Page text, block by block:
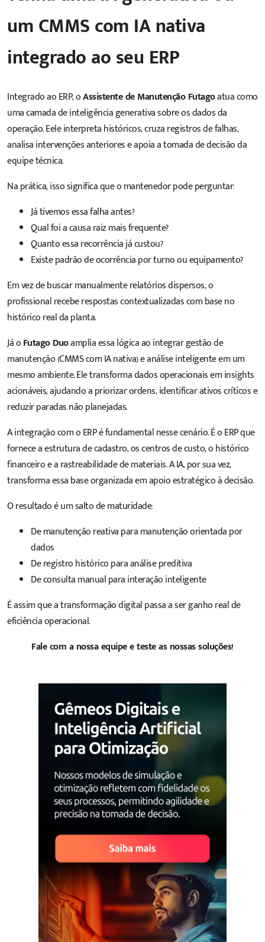
um CMMS com IA nativa
integrado ao seu ERP
Integrado ao ERP, oAssistente de Manutenção Futagoatua como
uma camada de inteligência generativa sobre os dados da
operação. Eele interpreta históricos, cruza registros de falhas,
analisa intervenções anteriores e apoia a tomada de decisão da
equipe técnica.
Na prática, isso significa que o mantenedor pode perguntar:
Já tivemos essa falha antes?
Qual foi a causa raiz mais frequente?
Quanto essa recorrência já custou?
Existe padrão de ocorrência por turno ou equipamento?
Em vez de buscar manualmente relatórios dispersos, o
profissional recebe respostas contextualizadas com base no
histórico real da planta.
Já oFutago Duoamplia essa lógica ao integrar gestão de
manutenção (CMMScom IA nativa) e análise inteligente em um
mesmo ambiente. Ele transforma dados operacionais em insights
acionáveis, ajudando a priorizar ordens, identificar ativos críticos e
reduzir paradas não planejadas.
A integração com o ERP é fundamental nesse cenário. É o ERP que
fornece a estrutura de cadastro, os centros de custo, o histórico
financeiro e a rastreabilidade de materiais. A IA, por sua vez,
transforma essa base organizada em apoio estratégico à decisão.
O resultado é um salto de maturidade:
De manutenção reativa para manutenção orientada por
dados
De registro histórico para análise preditiva
De consulta manual para interação inteligente
É assim que a transformação digital passa a ser ganho real de
eficiência operacional.
Fale com a nossa equipe e teste as nossas soluções!